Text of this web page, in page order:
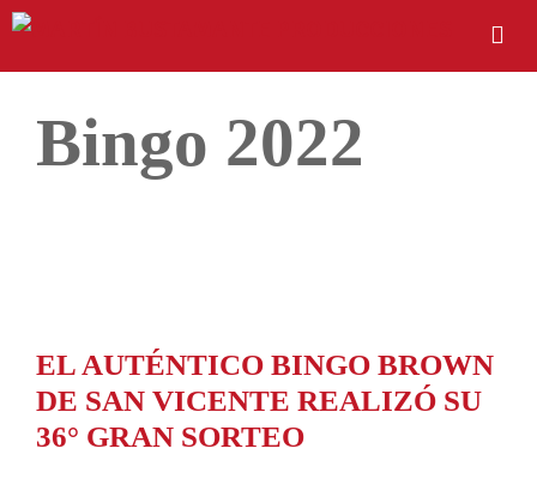
Bingo 2022
EL AUTÉNTICO BINGO BROWN
DE SAN VICENTE REALIZÓ SU
36° GRAN SORTEO